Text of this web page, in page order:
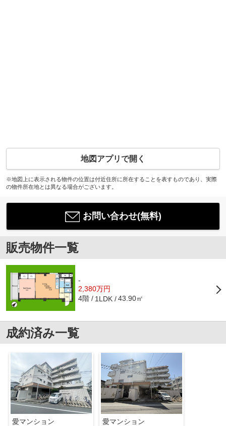
地図アプリで開く
※地図上に表示される物件の位置は付近住所に所在することを表すものであり、実際
の物件所在地とは異なる場合がございます。
お問い合わせ(無料)
販売物件一覧
-
2,380万円
4階 1LDK 43.90㎡
成約済み一覧
愛マンション 愛マンション